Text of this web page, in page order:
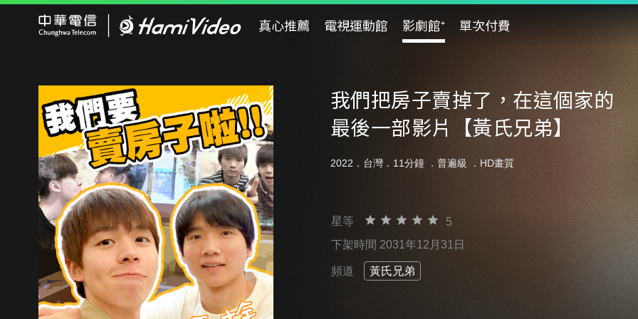
真心推薦 電視運動館 影劇館⁺ 單次付費
我們把房子賣掉了，在這個家的
最後一部影片【黃氏兄弟】
2022．台灣．11分鐘 ． 普遍級 ．HD畫質
星等
5
下架時間 2031年12月31日
頻道 黃氏兄弟